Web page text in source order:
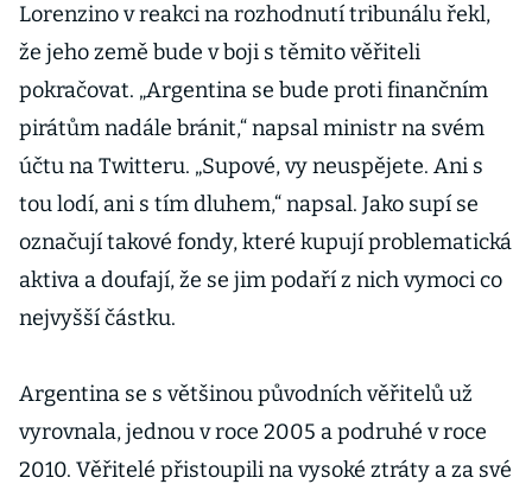
Lorenzino v reakci na rozhodnutí tribunálu řekl,
že jeho země bude v boji s těmito věřiteli
pokračovat. „Argentina se bude proti finančním
pirátům nadále bránit,“ napsal ministr na svém
účtu na Twitteru. „Supové, vy neuspějete. Ani s
tou lodí, ani s tím dluhem,“ napsal. Jako supí se
označují takové fondy, které kupují problematická
aktiva a doufají, že se jim podaří z nich vymoci co
nejvyšší částku.
Argentina se s většinou původních věřitelů už
vyrovnala, jednou v roce 2005 a podruhé v roce
2010. Věřitelé přistoupili na vysoké ztráty a za své